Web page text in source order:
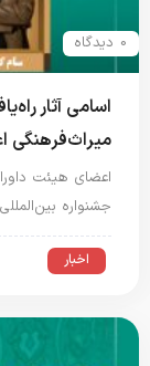
0 دیدگاه
اسامی آثار
میراث‌فرهنگی
اعضای هیئت
جشنواره
اخبار